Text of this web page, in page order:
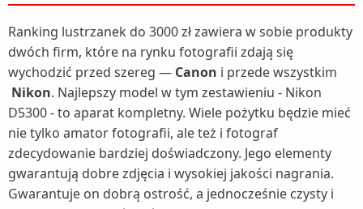
Ranking lustrzanek do 3000 zł zawiera w sobie produkty
dwóch firm, które na rynku fotografii zdają się
wychodzić przed szereg — Canon i przede wszystkim
Nikon. Najlepszy model w tym zestawieniu - Nikon
D5300 - to aparat kompletny. Wiele pożytku będzie mieć
nie tylko amator fotografii, ale też i fotograf
zdecydowanie bardziej doświadczony. Jego elementy
gwarantują dobre zdjęcia i wysokiej jakości nagrania.
Gwarantuje on dobrą ostrość, a jednocześnie czysty i